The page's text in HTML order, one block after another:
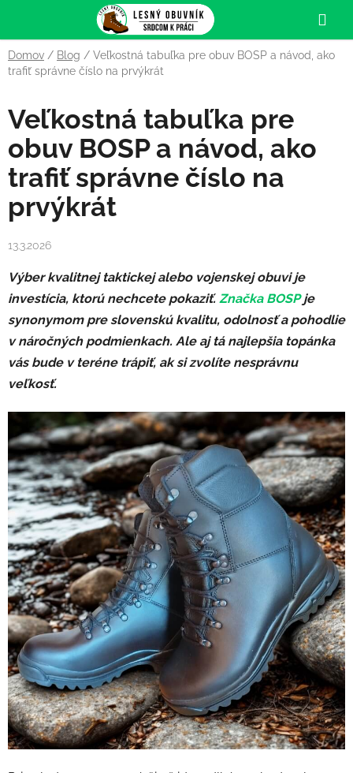
obsah
Domov / Blog / Veľkostná tabuľka pre obuv BOSP a návod, ako
trafiť správne číslo na prvýkrát
Veľkostná tabuľka pre
obuv BOSP a návod, ako
trafiť správne číslo na
prvýkrát
13.3.2026
Výber kvalitnej taktickej alebo vojenskej obuvi je
investícia, ktorú nechcete pokaziť. Značka BOSPje
synonymom pre slovenskú kvalitu, odolnosť a pohodlie
v náročných podmienkach. Ale aj tá najlepšia topánka
vás bude v teréne trápiť, ak si zvolíte nesprávnu
veľkosť.